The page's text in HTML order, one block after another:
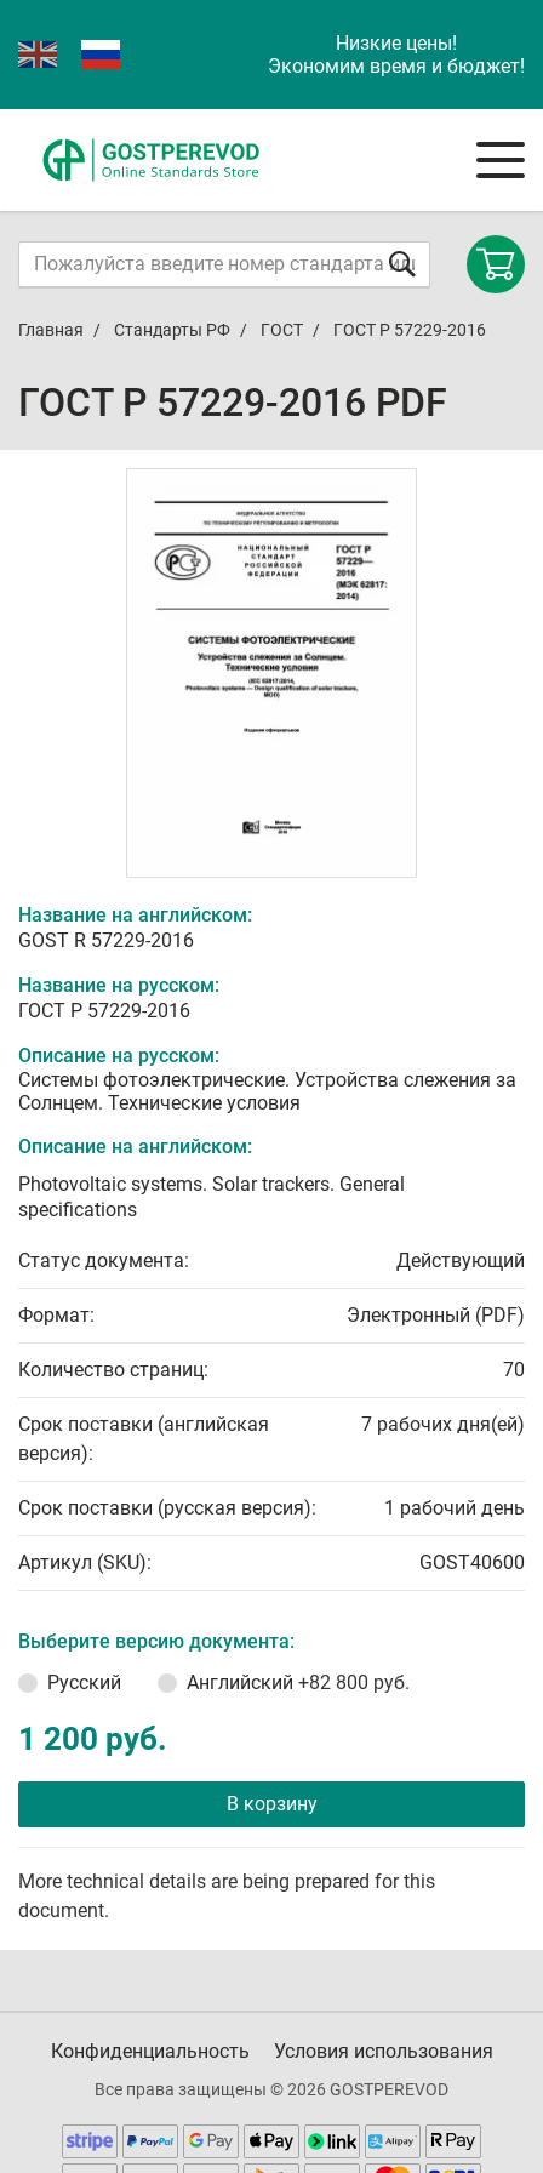
Низкие цены!
Экономим время и бюджет!
Главная Стандарты РФ ГОСТ ГОСТ Р 57229-2016
ГОСТ Р 57229-2016 PDF
Название на английском:
GOST R 57229-2016
Название на русском:
ГОСТ Р 57229-2016
Описание на русском:
Системы фотоэлектрические. Устройства слежения за
Солнцем. Технические условия
Описание на английском:
Photovoltaic systems. Solar trackers. General
specifications
Статус документа: Действующий
Формат: Электронный (PDF)
Количество страниц: 70
Срок поставки (английская
версия):
7 рабочих дня(ей)
Срок поставки (русская версия): 1 рабочий день
Артикул (SKU): GOST40600
Выберите версию документа:
Русский
Английский +82 800 руб.
1 200 руб.
В корзину
More technical details are being prepared for this
document.
Конфиденциальность Условия использования
Все права защищены © 2026 GOSTPEREVOD